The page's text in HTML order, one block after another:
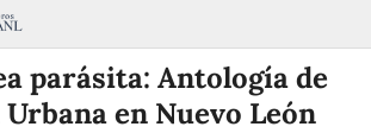
parásita: Antología de
en Nuevo León